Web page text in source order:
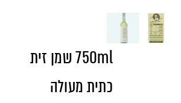
750ml שמן זית
כתית מעולה